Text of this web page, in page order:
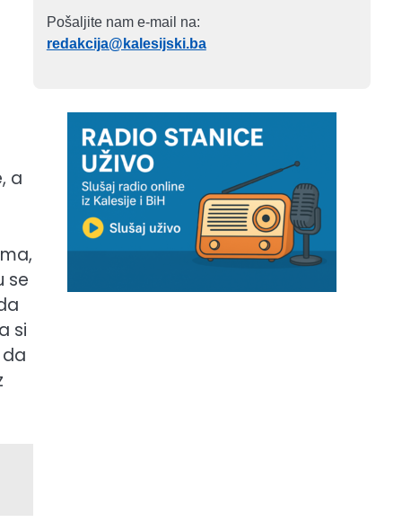
a
se
si
Pošaljite nam e-mail na:
redakcija@kalesijski.ba